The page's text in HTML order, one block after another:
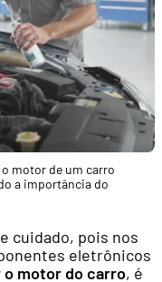
motor de um carro
a importância do
cuidado, pois nos
eletrônicos
o motor do carro, é